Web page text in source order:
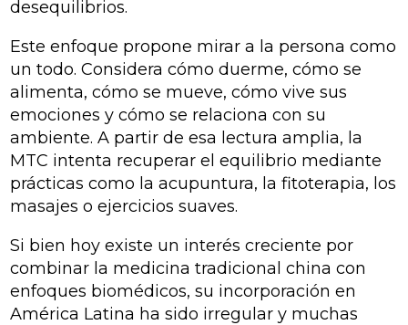
desequilibrios.
Este enfoque propone mirar a la persona como
un todo. Considera cómo duerme, cómo se
alimenta, cómo se mueve, cómo vive sus
emociones y cómo se relaciona con su
ambiente. A partir de esa lectura amplia, la
MTC intenta recuperar el equilibrio mediante
prácticas como la acupuntura, la fitoterapia, los
masajes o ejercicios suaves.
Si bien hoy existe un interés creciente por
combinar la medicina tradicional china con
enfoques biomédicos, su incorporación en
América Latina ha sido irregular y muchas